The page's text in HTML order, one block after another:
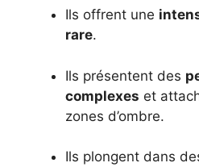
Ils offrent une
rare.
Ils présentent des
complexes et
zones d’ombre.
Ils plongent dans